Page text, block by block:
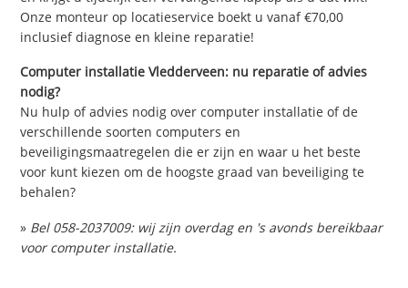
Onze monteur op locatieservice boekt u vanaf €70,00
inclusief diagnose en kleine reparatie!
Computer installatie Vledderveen: nu reparatie of advies
nodig?
Nu hulp of advies nodig over computer installatie of de
verschillende soorten computers en
beveiligingsmaatregelen die er zijn en waar u het beste
voor kunt kiezen om de hoogste graad van beveiliging te
behalen?
» Bel 058-2037009: wij zijn overdag en 's avonds bereikbaar
voor computer installatie.